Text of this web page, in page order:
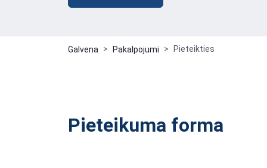
Galvena Pakalpojumi Pieteikties
Pieteikuma forma